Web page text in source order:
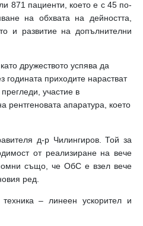
871 пациенти, което е с 45 по-
на обхвата на дейността,
и развитие на допълнителни
дружеството успява да
годината приходите нарастват
участие в
рентгеновата апаратура, което
д-р Чилингиров. Той за
от реализиране на вече
също, че ОбС е взел вече
ред.
– линеен ускорител и